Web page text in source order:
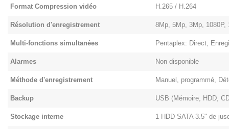
Format Compression vidéo H.265 / H.264
Résolution d'enregistrement 8Mp, 5Mp, 3Mp, 1080P,
Multi-fonctions simultanées Pentaplex: Direct,
Alarmes Non disponible
Méthode d'enregistrement Manuel, programmé,
Backup USB (Mémoire, HDD,
Stockage interne 1 HDD SATA 3.5" de